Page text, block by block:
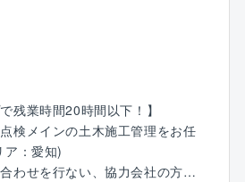
スキルアップ、キャリアアップ
資格取得の支援を行っていま
ある一級建築士の資格取得に対
習時間確保等の支援を行ってい
で幅広く在籍し、年次に問わず
います。
残業時間20時間以下！】
検メインの土木施工管理をお任
ア：愛知)
わせを行ない、協力会社の方々